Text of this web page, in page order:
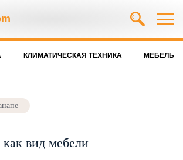
КЛИМАТИЧЕСКАЯ ТЕХНИКА МЕБЕЛЬ
вид мебели